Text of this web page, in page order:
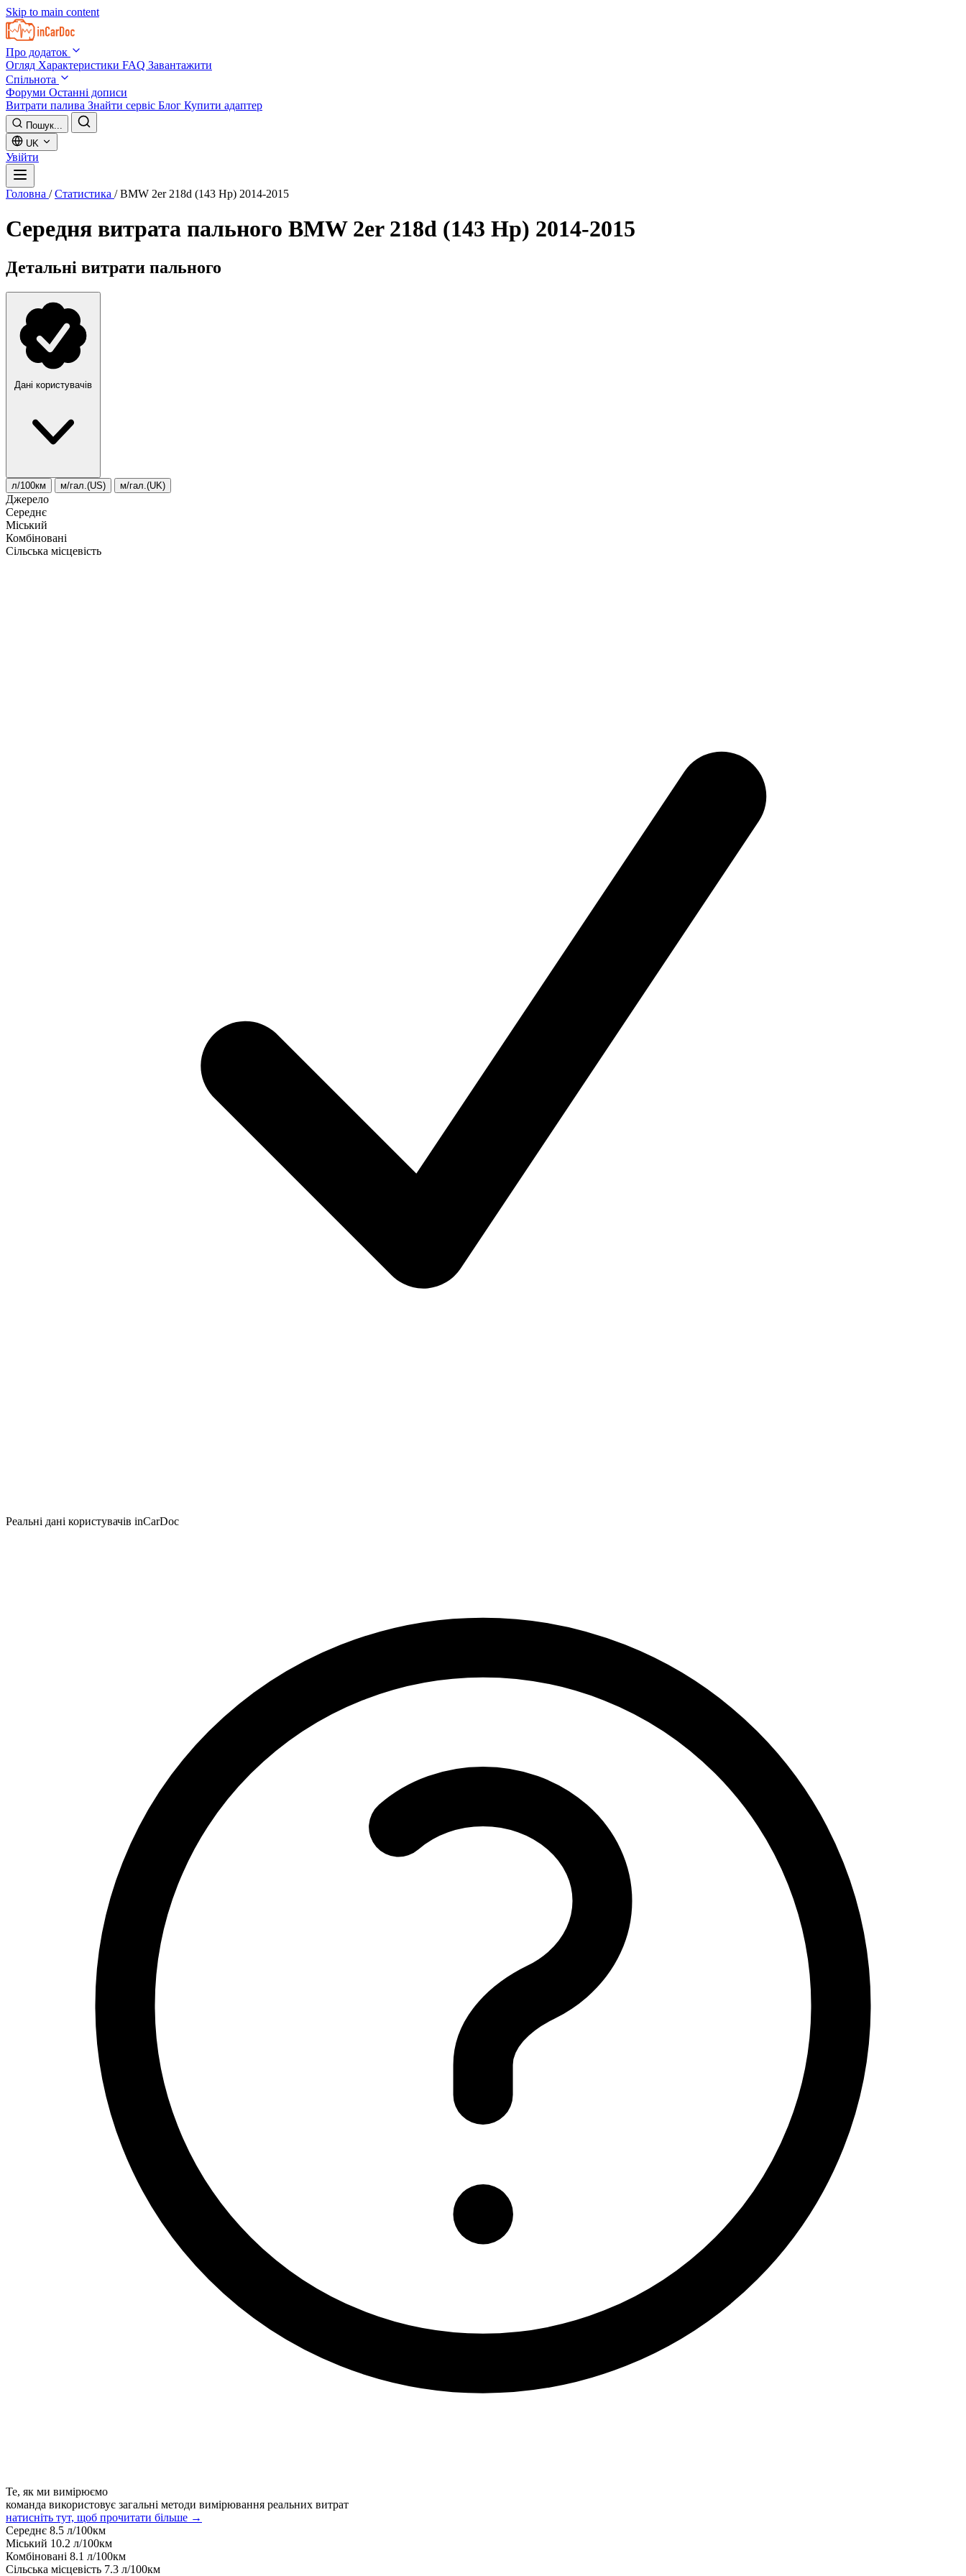
Skip to main content
Про додаток
Огляд Характеристики FAQ Завантажити
Спільнота
Форуми Останні дописи
Витрати палива Знайти сервіс Блог Купити адаптер
Пошук...
UK
Увійти
Головна / Статистика / BMW 2er 218d (143 Hp) 2014-2015
Середня витрата пального BMW 2er 218d (143 Hp) 2014-2015
Детальні витрати пального
Дані користувачів
л/100км м/гал.(US) м/гал.(UK)
Джерело
Середнє
Міський
Комбіновані
Сільська місцевість
Реальні дані користувачів inCarDoc
Те, як ми вимірюємо
команда використовує загальні методи вимірювання реальних витрат
натисніть тут, щоб прочитати більше →
Середнє 8.5 л/100км
Міський 10.2 л/100км
Комбіновані 8.1 л/100км
Сільська місцевість 7.3 л/100км